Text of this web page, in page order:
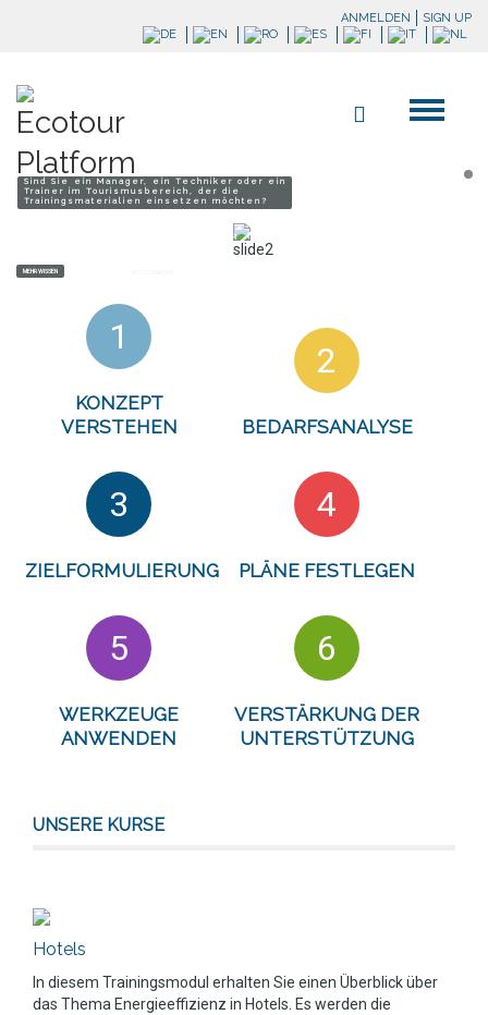
ANMELDEN SIGN UP
Sind Sie ein Manager, ein Techniker oder ein
Trainer im Tourismusbereich, der die
Trainingsmaterialien einsetzen möchten?
MÖCHTEN SIE SPEZIELLE KENNTNISSE ALS ENERGIEMANAGER
MEHR WISSEN
1
KONZEPT
VERSTEHEN
2
BEDARFSANALYSE
3
ZIELFORMULIERUNG
4
PLÄNE FESTLEGEN
5
WERKZEUGE
ANWENDEN
6
VERSTÄRKUNG DER
UNTERSTÜTZUNG
UNSERE KURSE
Hotels
In diesem Trainingsmodul erhalten Sie einen Überblick über
das Thema Energieeffizienz in Hotels. Es werden die